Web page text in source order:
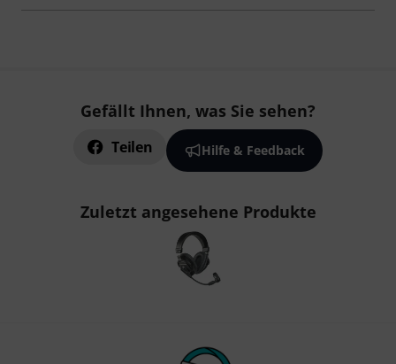
Gefällt Ihnen, was Sie sehen?
Teilen Hilfe & Feedback
Zuletzt angesehene Produkte